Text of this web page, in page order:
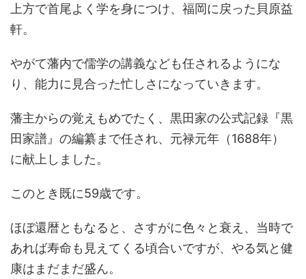
上方で首尾よく学を身につけ、福岡に戻った貝原益
軒。
やがて藩内で儒学の講義なども任されるようにな
り、能力に見合った忙しさになっていきます。
藩主からの覚えもめでたく、黒田家の公式記録『黒
田家譜』の編纂まで任され、元禄元年（1688年）
に献上しました。
このとき既に59歳です。
ほぼ還暦ともなると、さすがに色々と衰え、当時で
あれば寿命も見えてくる頃合いですが、やる気と健
康はまだまだ盛ん。